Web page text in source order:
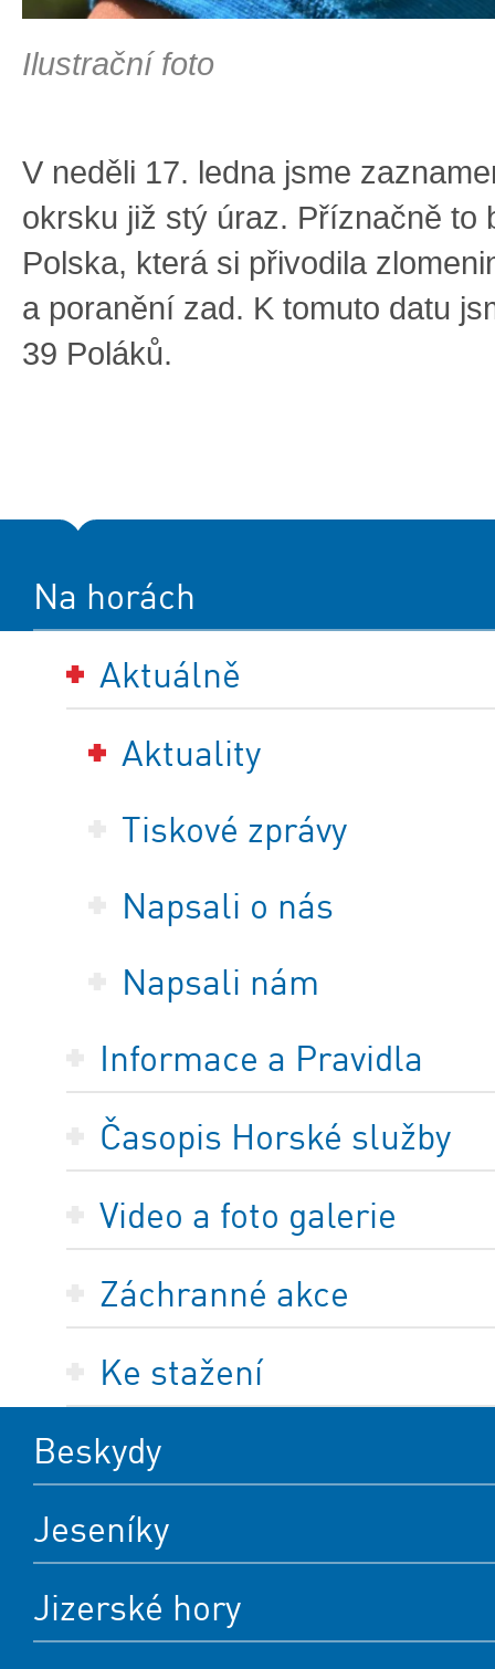
Ilustrační foto
V neděli 17. ledna jsme
okrsku již stý úraz. Příznačně to
Polska, která si přivodila
a poranění zad. K tomuto datu
39 Poláků.
Na horách
Aktuálně
Aktuality
Tiskové zprávy
Napsali o nás
Napsali nám
Informace a Pravidla
Časopis Horské služby
Video a foto galerie
Záchranné akce
Ke stažení
Beskydy
Jeseníky
Jizerské hory